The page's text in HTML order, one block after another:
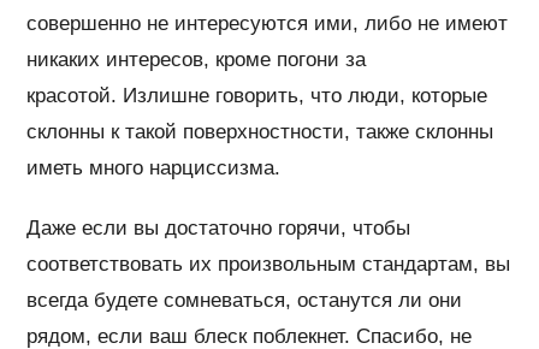
совершенно не интересуются ими, либо не имеют
никаких интересов, кроме погони за
красотой. Излишне говорить, что люди, которые
склонны к такой поверхностности, также склонны
иметь много нарциссизма.
Даже если вы достаточно горячи, чтобы
соответствовать их произвольным стандартам, вы
всегда будете сомневаться, останутся ли они
рядом, если ваш блеск поблекнет. Спасибо, не